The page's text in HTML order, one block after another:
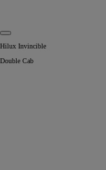
Hilux Invincible
Double Cab